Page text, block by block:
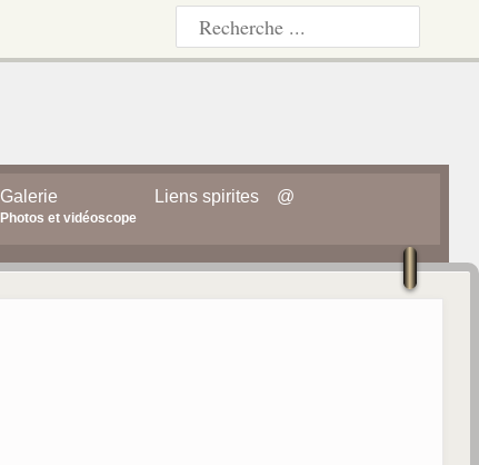
Galerie
Photos et vidéoscope
Liens spirites @